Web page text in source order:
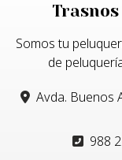
Somos tu
de
Avda. Buenos
988